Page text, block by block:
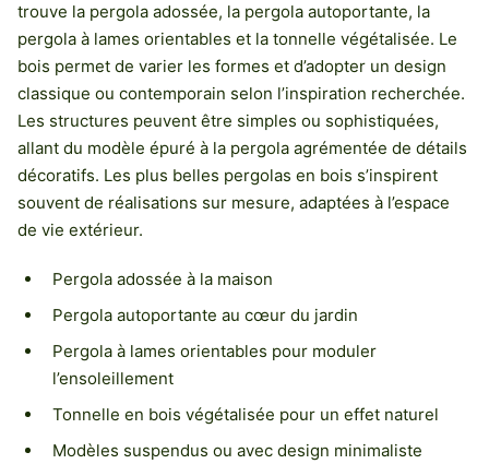
trouve la pergola adossée, la pergola autoportante, la
pergola à lames orientables et la tonnelle végétalisée. Le
bois permet de varier les formes et d’adopter un design
classique ou contemporain selon l’inspiration recherchée.
Les structures peuvent être simples ou sophistiquées,
allant du modèle épuré à la pergola agrémentée de détails
décoratifs. Les plus belles pergolas en bois s’inspirent
souvent de réalisations sur mesure, adaptées à l’espace
de vie extérieur.
Pergola adossée à la maison
Pergola autoportante au cœur du jardin
Pergola à lames orientables pour moduler
l’ensoleillement
Tonnelle en bois végétalisée pour un effet naturel
Modèles suspendus ou avec design minimaliste